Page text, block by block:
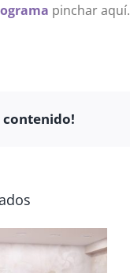
pinchar aquí.
contenido!